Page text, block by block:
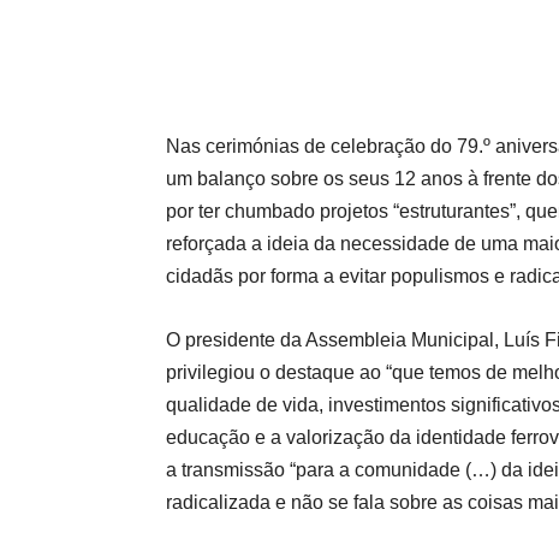
Nas cerimónias de celebração do 79.º
um balanço sobre os seus 12 anos à frente
por ter chumbado projetos “estruturantes”,
reforçada a ideia da necessidade de uma
cidadãs por forma a evitar populismos e
O presidente da Assembleia Municipal, Luís
privilegiou o destaque ao “que temos de
qualidade de vida, investimentos
educação e a valorização da identidade
a transmissão “para a comunidade (…) da
radicalizada e não se fala sobre as coisas